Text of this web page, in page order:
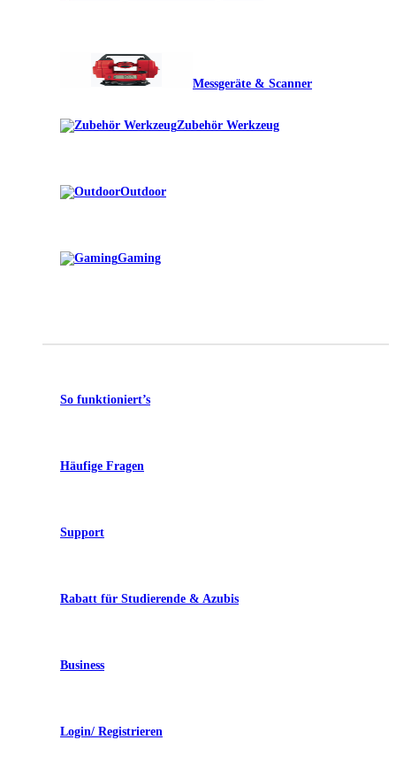
Messgeräte & Scanner
Zubehör Werkzeug
Outdoor
Gaming
So funktioniert’s
Häufige Fragen
Support
Rabatt für Studierende & Azubis
Business
Login/ Registrieren